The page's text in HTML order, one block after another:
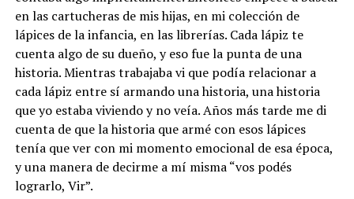
en las cartucheras de mis hijas, en mi colección de
lápices de la infancia, en las librerías. Cada lápiz te
cuenta algo de su dueño, y eso fue la punta de una
historia. Mientras trabajaba vi que podía relacionar a
cada lápiz entre sí armando una historia, una historia
que yo estaba viviendo y no veía. Años más tarde me di
cuenta de que la historia que armé con esos lápices
tenía que ver con mi momento emocional de esa época,
y una manera de decirme a mí misma “vos podés
lograrlo, Vir”.